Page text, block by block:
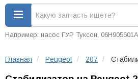
Например: насос ГУР Туксон, 06H905601A
Главная Peugeot 207